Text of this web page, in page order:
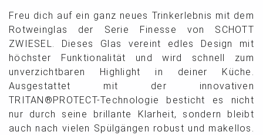
Freu dich auf ein ganz neues Trinkerlebnis mit dem
Rotweinglas der Serie Finesse von SCHOTT
ZWIESEL. Dieses Glas vereint edles Design mit
höchster Funktionalität und wird schnell zum
unverzichtbaren Highlight in deiner Küche.
Ausgestattet mit der innovativen
TRITAN®PROTECT-Technologie besticht es nicht
nur durch seine brillante Klarheit, sondern bleibt
auch nach vielen Spülgängen robust und makellos.